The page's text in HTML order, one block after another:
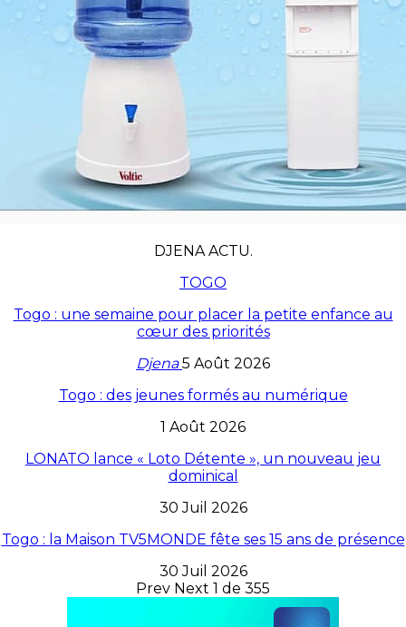
DJENA ACTU.
TOGO
Togo : une semaine pour placer la petite enfance au
cœur des priorités
Djena5 Août 2026
Togo : des jeunes formés au numérique
1 Août 2026
LONATO lance « Loto Détente », un nouveau jeu
dominical
30 Juil 2026
Togo : la Maison TV5MONDE fête ses 15 ans de présence
30 Juil 2026
Prev Next 1 de 355